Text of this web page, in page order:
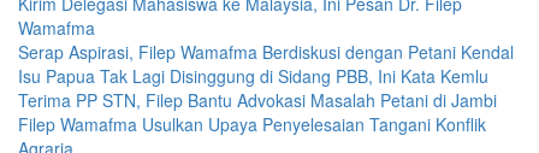
Wamafma
Serap Aspirasi, Filep Wamafma Berdiskusi dengan Petani Kendal
Isu Papua Tak Lagi Disinggung di Sidang PBB, Ini Kata Kemlu
Terima PP STN, Filep Bantu Advokasi Masalah Petani di Jambi
Filep Wamafma Usulkan Upaya Penyelesaian Tangani Konflik
Agraria